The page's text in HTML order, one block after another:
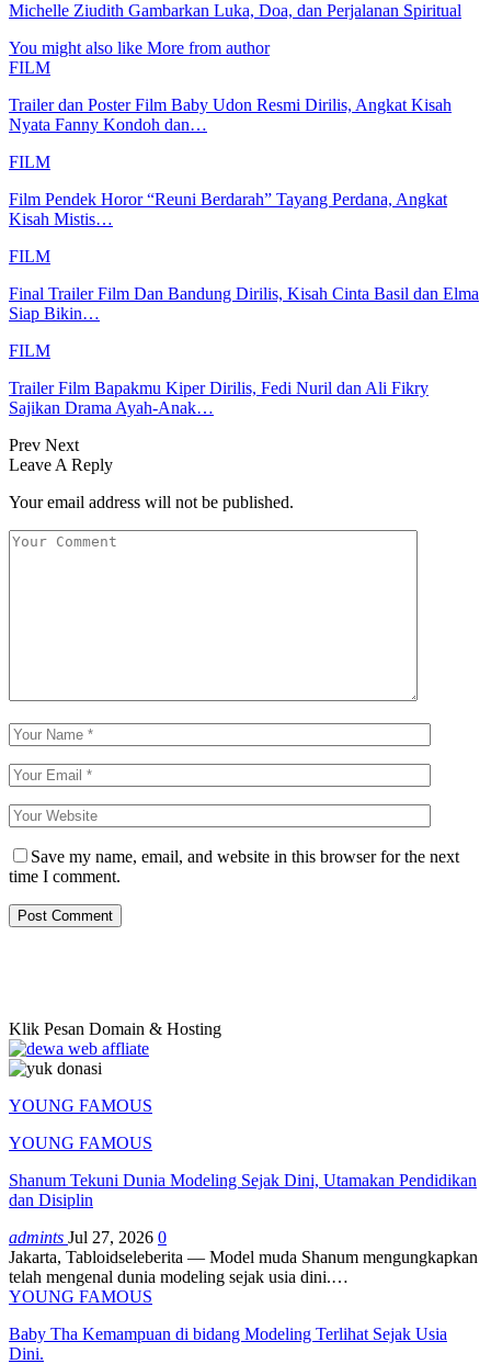
Michelle Ziudith Gambarkan Luka, Doa, dan Perjalanan Spiritual
You might also like More from author
FILM
Trailer dan Poster Film Baby Udon Resmi Dirilis, Angkat Kisah
Nyata Fanny Kondoh dan…
FILM
Film Pendek Horor “Reuni Berdarah” Tayang Perdana, Angkat
Kisah Mistis…
FILM
Final Trailer Film Dan Bandung Dirilis, Kisah Cinta Basil dan Elma
Siap Bikin…
FILM
Trailer Film Bapakmu Kiper Dirilis, Fedi Nuril dan Ali Fikry
Sajikan Drama Ayah-Anak…
Prev Next
Leave A Reply
Your email address will not be published.
Save my name, email, and website in this browser for the next
time I comment.
Klik Pesan Domain & Hosting
YOUNG FAMOUS
YOUNG FAMOUS
Shanum Tekuni Dunia Modeling Sejak Dini, Utamakan Pendidikan
dan Disiplin
admints Jul 27, 2026 0
Jakarta, Tabloidseleberita — Model muda Shanum mengungkapkan
telah mengenal dunia modeling sejak usia dini.…
YOUNG FAMOUS
Baby Tha Kemampuan di bidang Modeling Terlihat Sejak Usia
Dini.